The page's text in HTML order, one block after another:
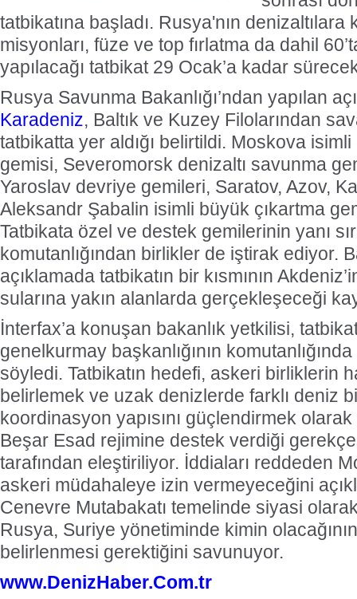
tatbikatına başladı. Rusya'nın denizaltılara
misyonları, füze ve top fırlatma da dahil
yapılacağı tatbikat 29 Ocak’a kadar
Rusya Savunma Bakanlığı’ndan yapılan
Karadeniz, Baltık ve Kuzey Filolarından
tatbikatta yer aldığı belirtildi. Moskova
gemisi, Severomorsk denizaltı savunma
Yaroslav devriye gemileri, Saratov, Azov,
Aleksandr Şabalin isimli büyük çıkartma
Tatbikata özel ve destek gemilerinin yanı
komutanlığından birlikler de iştirak ediyor.
açıklamada tatbikatın bir kısmının
sularına yakın alanlarda gerçekleşeceği
İnterfax’a konuşan bakanlık yetkilisi,
genelkurmay başkanlığının
söyledi. Tatbikatın hedefi, askeri birliklerin
belirlemek ve uzak denizlerde farklı deniz
koordinasyon yapısını güçlendirmek olarak
Beşar Esad rejimine destek verdiği
tarafından eleştiriliyor. İddiaları reddeden
askeri müdahaleye izin vermeyeceğini
Cenevre Mutabakatı temelinde siyasi
Rusya, Suriye yönetiminde kimin
belirlenmesi gerektiğini savunuyor.
www.DenizHaber.Com.tr